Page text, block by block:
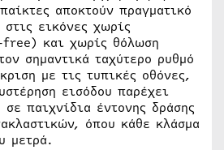
αποκτούν πραγματικό
εικόνες χωρίς
και χωρίς θόλωση
σημαντικά ταχύτερο ρυθμό
με τις τυπικές οθόνες,
εισόδου παρέχει
παιχνίδια έντονης δράσης
όπου κάθε κλάσμα
μετρά.